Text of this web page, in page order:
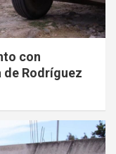
con
Rodríguez